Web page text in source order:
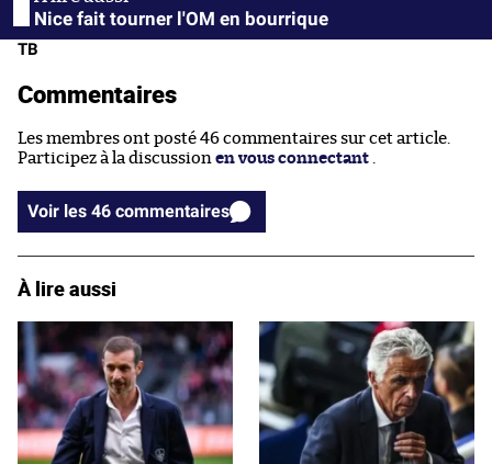
Nice fait tourner l'OM en bourrique
TB
Commentaires
Les membres ont posté 46 commentaires sur cet article.
Participez à la discussion en vous connectant
Voir les 46 commentaires
À lire aussi